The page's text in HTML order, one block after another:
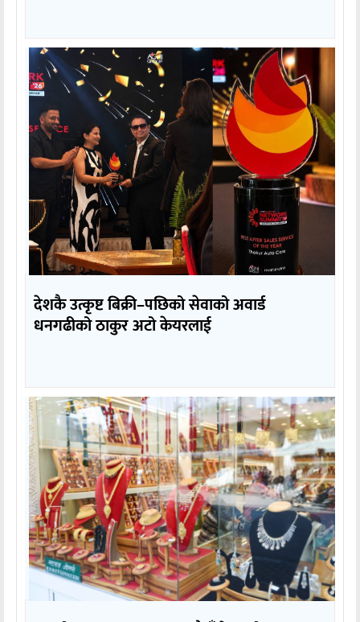
देशकै उत्कृष्ट बिक्री–पछिको सेवाको अवार्ड
धनगढीको ठाकुर अटो केयरलाई